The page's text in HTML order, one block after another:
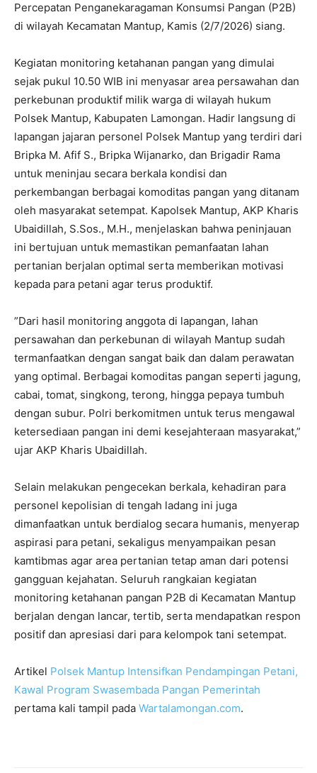
Percepatan Penganekaragaman Konsumsi Pangan (P2B)
di wilayah Kecamatan Mantup, Kamis (2/7/2026) siang.
​Kegiatan monitoring ketahanan pangan yang dimulai
sejak pukul 10.50 WIB ini menyasar area persawahan dan
perkebunan produktif milik warga di wilayah hukum
Polsek Mantup, Kabupaten Lamongan. ​Hadir langsung di
lapangan jajaran personel Polsek Mantup yang terdiri dari
Bripka M. Afif S., Bripka Wijanarko, dan Brigadir Rama
untuk meninjau secara berkala kondisi dan
perkembangan berbagai komoditas pangan yang ditanam
oleh masyarakat setempat. ​Kapolsek Mantup, AKP Kharis
Ubaidillah, S.Sos., M.H., menjelaskan bahwa peninjauan
ini bertujuan untuk memastikan pemanfaatan lahan
pertanian berjalan optimal serta memberikan motivasi
kepada para petani agar terus produktif.
​”Dari hasil monitoring anggota di lapangan, lahan
persawahan dan perkebunan di wilayah Mantup sudah
termanfaatkan dengan sangat baik dan dalam perawatan
yang optimal. Berbagai komoditas pangan seperti jagung,
cabai, tomat, singkong, terong, hingga pepaya tumbuh
dengan subur. Polri berkomitmen untuk terus mengawal
ketersediaan pangan ini demi kesejahteraan masyarakat,”
ujar AKP Kharis Ubaidillah. ​
Selain melakukan pengecekan berkala, kehadiran para
personel kepolisian di tengah ladang ini juga
dimanfaatkan untuk berdialog secara humanis, menyerap
aspirasi para petani, sekaligus menyampaikan pesan
kamtibmas agar area pertanian tetap aman dari potensi
gangguan kejahatan. ​Seluruh rangkaian kegiatan
monitoring ketahanan pangan P2B di Kecamatan Mantup
berjalan dengan lancar, tertib, serta mendapatkan respon
positif dan apresiasi dari para kelompok tani setempat.
Artikel Polsek Mantup Intensifkan Pendampingan Petani,
Kawal Program Swasembada Pangan Pemerintah
pertama kali tampil pada Wartalamongan.com.